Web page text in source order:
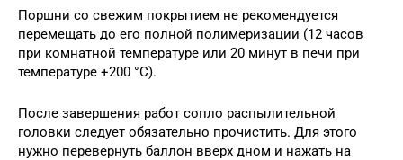
Поршни со свежим покрытием не рекомендуется
перемещать до его полной полимеризации (12 часов
при комнатной температуре или 20 минут в печи при
температуре +200 °C).
После завершения работ сопло распылительной
головки следует обязательно прочистить. Для этого
нужно перевернуть баллон вверх дном и нажать на